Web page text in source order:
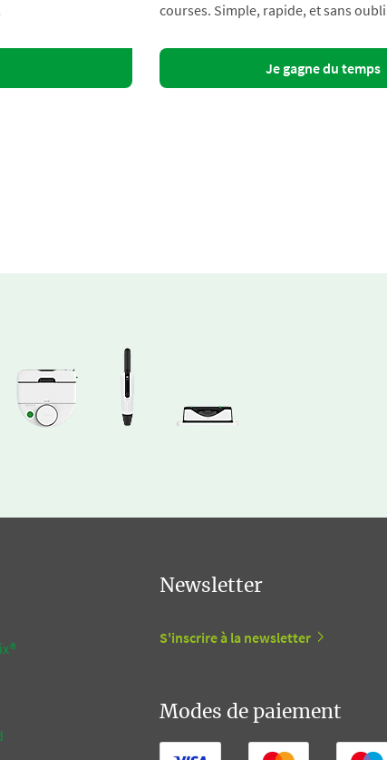
courses. Simple, rapide, et sans oubli
Je gagne du temps
Newsletter
S'inscrire à la newsletter
Modes de paiement